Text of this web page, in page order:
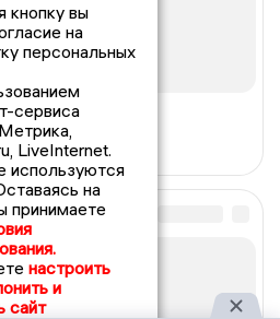
кнопку вы
на
персональных
сервиса
LiveInternet.
используются
на
принимаете
настроить
и
сайт